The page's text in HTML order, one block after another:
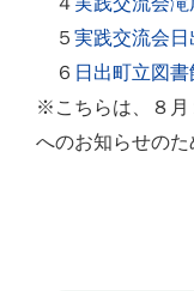
５ 実践交流会
６ 日出町立図
※こちらは、８月
へのお知らせのた